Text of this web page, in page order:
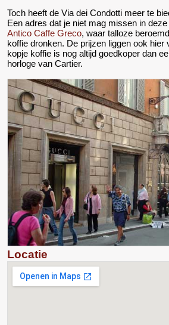
Toch heeft de Via dei Condotti meer te
Een adres dat je niet mag missen in
Antico Caffe Greco, waar talloze
koffie dronken. De prijzen liggen ook hier
kopje koffie is nog altijd goedkoper dan
horloge van Cartier.
Locatie